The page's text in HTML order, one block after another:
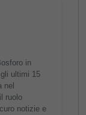
in
ultimi 15
nel
ruolo
notizie e